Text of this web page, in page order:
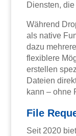
Diensten,
Während
als native
dazu
flexiblere
erstellen
Dateien
kann – ohne
File
Seit 2020